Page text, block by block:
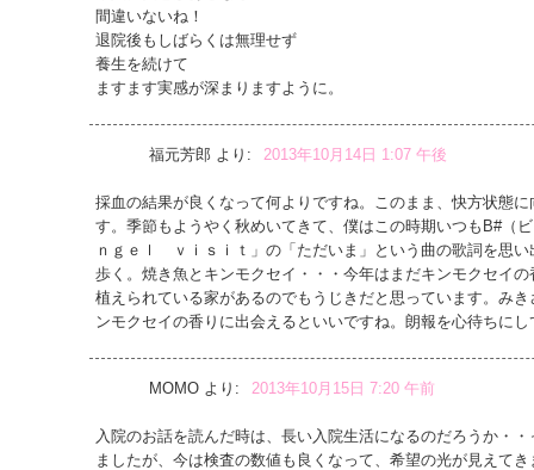
間違いないね！
退院後もしばらくは無理せず
養生を続けて
ますます実感が深まりますように。
福元芳郎 より: 2013年10月14日 1:07 午後
採血の結果が良くなって何よりですね。このまま、快方状態
す。季節もようやく秋めいてきて、僕はこの時期いつもB#（
ｎｇｅｌ ｖｉｓｉｔ」の「ただいま」という曲の歌詞を思
歩く。焼き魚とキンモクセイ・・・今年はまだキンモクセイ
植えられている家があるのでもうじきだと思っています。み
ンモクセイの香りに出会えるといいですね。朗報を心待ちにし
MOMO より: 2013年10月15日 7:20 午前
入院のお話を読んだ時は、長い入院生活になるのだろうか・
ましたが、今は検査の数値も良くなって、希望の光が見えて